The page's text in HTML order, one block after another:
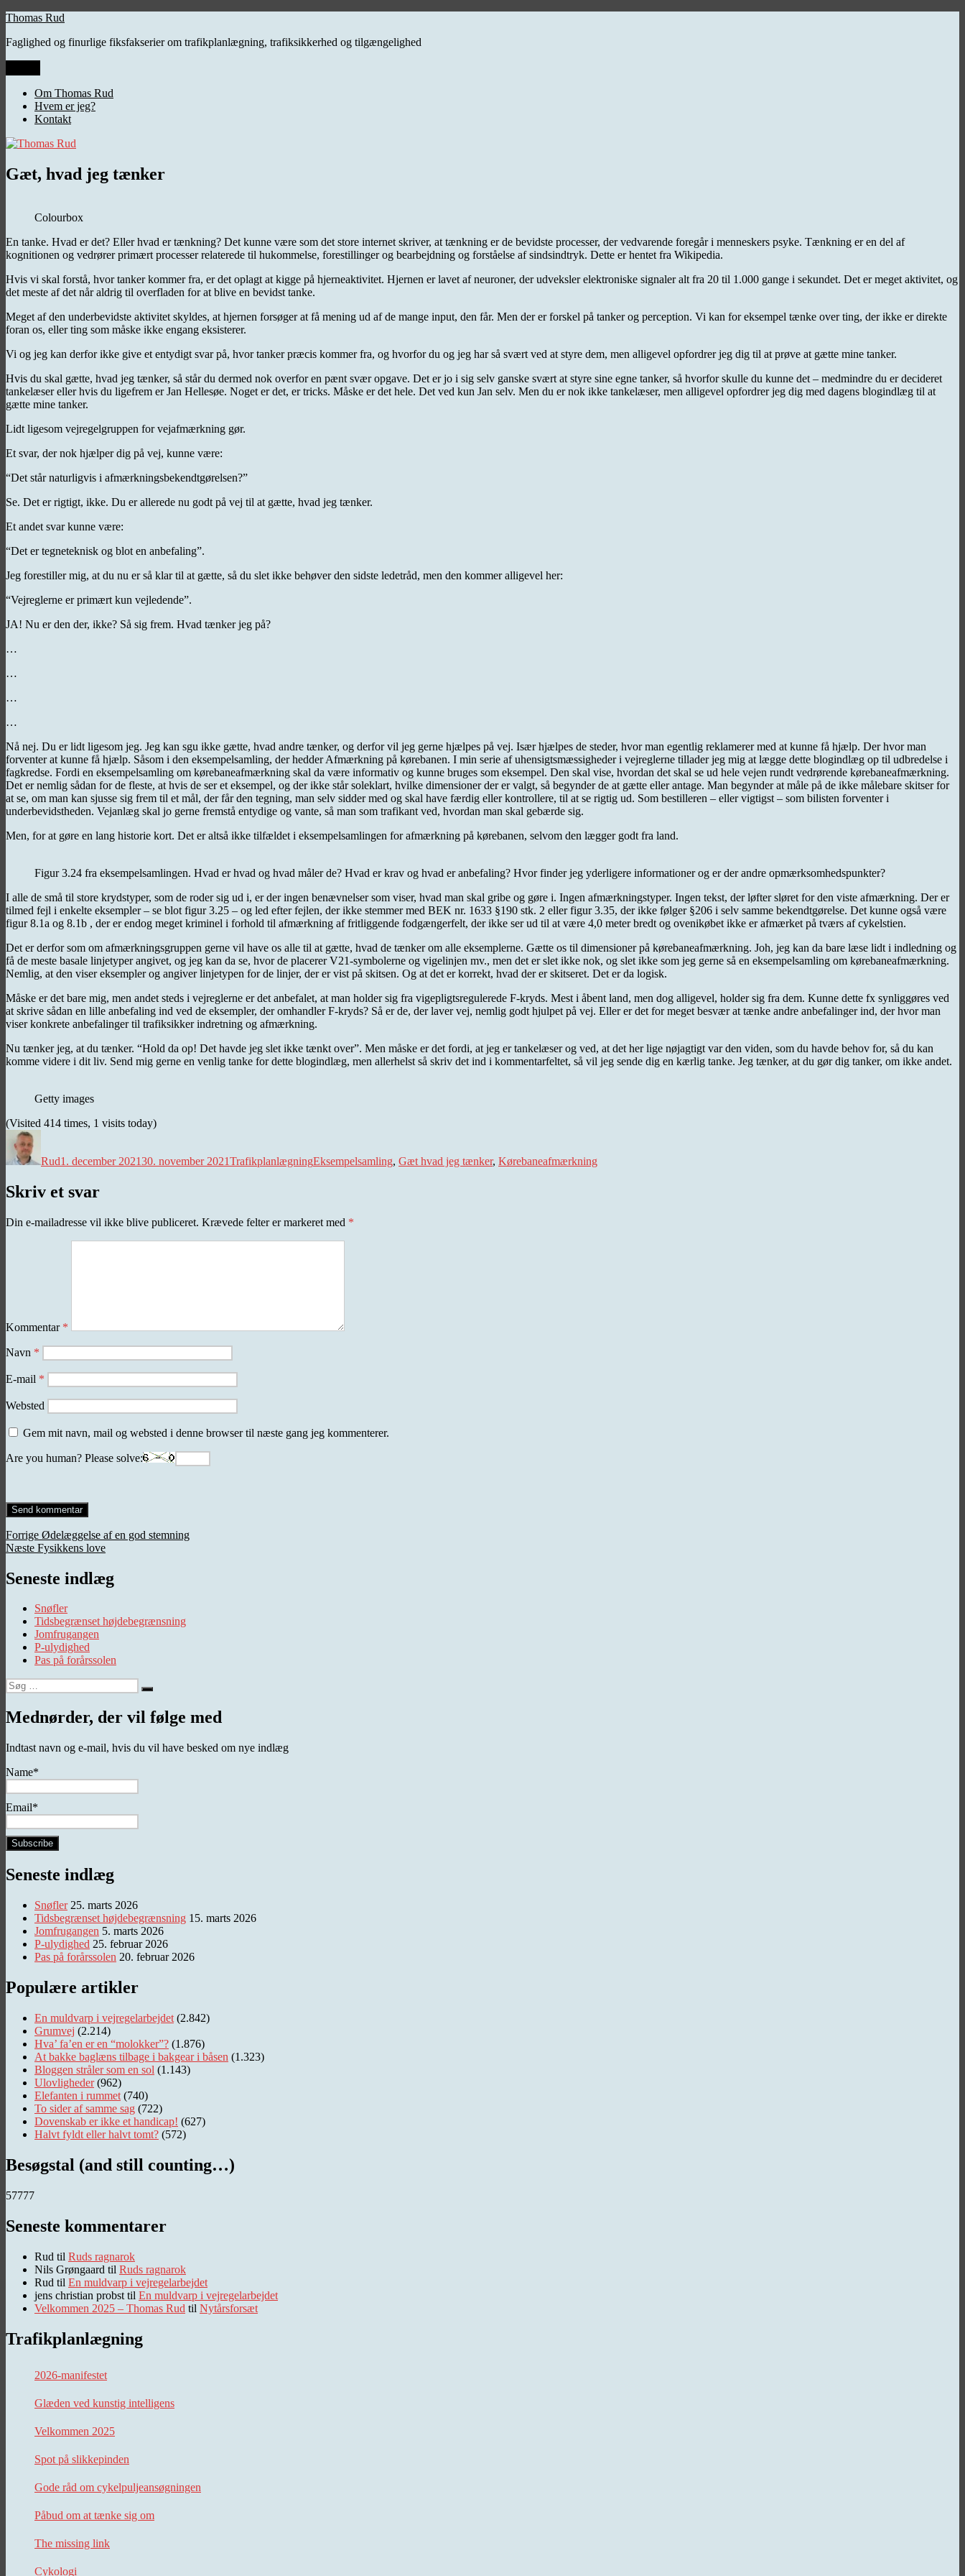
Videre
indhold
Thomas Rud
Faglighed og finurlige fiksfakserier om trafikplanlægning, trafiksikkerhed og tilgængelighed
Om Thomas Rud
Hvem er jeg?
Kontakt
Gæt, hvad jeg tænker
Colourbox
En tanke. Hvad er det? Eller hvad er tænkning? Det kunne være som det store internet skriver, at tænkning er de bevidste processer, der vedvarende foregår i menneskers psyke. Tænkning er en del af
kognitionen og vedrører primært processer relaterede til hukommelse, forestillinger og bearbejdning og forståelse af sindsindtryk. Dette er hentet fra Wikipedia.
Hvis vi skal forstå, hvor tanker kommer fra, er det oplagt at kigge på hjerneaktivitet. Hjernen er lavet af neuroner, der udveksler elektroniske signaler alt fra 20 til 1.000 gange i sekundet. Det er meget aktivitet, og
det meste af det når aldrig til overfladen for at blive en bevidst tanke.
Meget af den underbevidste aktivitet skyldes, at hjernen forsøger at få mening ud af de mange input, den får. Men der er forskel på tanker og perception. Vi kan for eksempel tænke over ting, der ikke er direkte
foran os, eller ting som måske ikke engang eksisterer.
Vi og jeg kan derfor ikke give et entydigt svar på, hvor tanker præcis kommer fra, og hvorfor du og jeg har så svært ved at styre dem, men alligevel opfordrer jeg dig til at prøve at gætte mine tanker.
Hvis du skal gætte, hvad jeg tænker, så står du dermed nok overfor en pænt svær opgave. Det er jo i sig selv ganske svært at styre sine egne tanker, så hvorfor skulle du kunne det – medmindre du er decideret
tankelæser eller hvis du ligefrem er Jan Hellesøe. Noget er det, er tricks. Måske er det hele. Det ved kun Jan selv. Men du er nok ikke tankelæser, men alligevel opfordrer jeg dig med dagens blogindlæg til at
gætte mine tanker.
Lidt ligesom vejregelgruppen for vejafmærkning gør.
Et svar, der nok hjælper dig på vej, kunne være:
“Det står naturligvis i afmærkningsbekendtgørelsen?”
Se. Det er rigtigt, ikke. Du er allerede nu godt på vej til at gætte, hvad jeg tænker.
Et andet svar kunne være:
“Det er tegneteknisk og blot en anbefaling”.
Jeg forestiller mig, at du nu er så klar til at gætte, så du slet ikke behøver den sidste ledetråd, men den kommer alligevel her:
“Vejreglerne er primært kun vejledende”.
JA! Nu er den der, ikke? Så sig frem. Hvad tænker jeg på?
…
…
…
…
Nå nej. Du er lidt ligesom jeg. Jeg kan sgu ikke gætte, hvad andre tænker, og derfor vil jeg gerne hjælpes på vej. Især hjælpes de steder, hvor man egentlig reklamerer med at kunne få hjælp. Der hvor man
forventer at kunne få hjælp. Såsom i den eksempelsamling, der hedder Afmærkning på kørebanen. I min serie af uhensigtsmæssigheder i vejreglerne tillader jeg mig at lægge dette blogindlæg op til udbredelse i
fagkredse. Fordi en eksempelsamling om kørebaneafmærkning skal da være informativ og kunne bruges som eksempel. Den skal vise, hvordan det skal se ud hele vejen rundt vedrørende kørebaneafmærkning.
Det er nemlig sådan for de fleste, at hvis de ser et eksempel, og der ikke står soleklart, hvilke dimensioner der er valgt, så begynder de at gætte eller antage. Man begynder at måle på de ikke målebare skitser for
at se, om man kan sjusse sig frem til et mål, der får den tegning, man selv sidder med og skal have færdig eller kontrollere, til at se rigtig ud. Som bestilleren – eller vigtigst – som bilisten forventer i
underbevidstheden. Vejanlæg skal jo gerne fremstå entydige og vante, så man som trafikant ved, hvordan man skal gebærde sig.
Men, for at gøre en lang historie kort. Det er altså ikke tilfældet i eksempelsamlingen for afmærkning på kørebanen, selvom den lægger godt fra land.
Figur 3.24 fra eksempelsamlingen. Hvad er hvad og hvad måler de? Hvad er krav og hvad er anbefaling? Hvor finder jeg yderligere informationer og er der andre opmærksomhedspunkter?
I alle de små til store krydstyper, som de roder sig ud i, er der ingen benævnelser som viser, hvad man skal gribe og gøre i. Ingen afmærkningstyper. Ingen tekst, der løfter sløret for den viste afmærkning. Der er
tilmed fejl i enkelte eksempler – se blot figur 3.25 – og led efter fejlen, der ikke stemmer med BEK nr. 1633 §190 stk. 2 eller figur 3.35, der ikke følger §206 i selv samme bekendtgørelse. Det kunne også være
figur 8.1a og 8.1b , der er endog meget kriminel i forhold til afmærkning af fritliggende fodgængerfelt, der ikke ser ud til at være 4,0 meter bredt og ovenikøbet ikke er afmærket på tværs af cykelstien.
Det er derfor som om afmærkningsgruppen gerne vil have os alle til at gætte, hvad de tænker om alle eksemplerne. Gætte os til dimensioner på kørebaneafmærkning. Joh, jeg kan da bare læse lidt i indledning og
få de meste basale linjetyper angivet, og jeg kan da se, hvor de placerer V21-symbolerne og vigelinjen mv., men det er slet ikke nok, og slet ikke som jeg gerne så en eksempelsamling om kørebaneafmærkning.
Nemlig, at den viser eksempler og angiver linjetypen for de linjer, der er vist på skitsen. Og at det er korrekt, hvad der er skitseret. Det er da logisk.
Måske er det bare mig, men andet steds i vejreglerne er det anbefalet, at man holder sig fra vigepligtsregulerede F-kryds. Mest i åbent land, men dog alligevel, holder sig fra dem. Kunne dette fx synliggøres ved
at skrive sådan en lille anbefaling ind ved de eksempler, der omhandler F-kryds? Så er de, der laver vej, nemlig godt hjulpet på vej. Eller er det for meget besvær at tænke andre anbefalinger ind, der hvor man
viser konkrete anbefalinger til trafiksikker indretning og afmærkning.
Nu tænker jeg, at du tænker. “Hold da op! Det havde jeg slet ikke tænkt over”. Men måske er det fordi, at jeg er tankelæser og ved, at det her lige nøjagtigt var den viden, som du havde behov for, så du kan
komme videre i dit liv. Send mig gerne en venlig tanke for dette blogindlæg, men allerhelst så skriv det ind i kommentarfeltet, så vil jeg sende dig en kærlig tanke. Jeg tænker, at du gør dig tanker, om ikke andet.
Getty images
(Visited 414 times, 1 visits today)
Rud1. december 202130. november 2021TrafikplanlægningEksempelsamling, Gæt hvad jeg tænker, Kørebaneafmærkning
Skriv et svar
Din e-mailadresse vil ikke blive publiceret. Krævede felter er markeret med *
Kommentar *
Navn *
E-mail *
Websted
Gem mit navn, mail og websted i denne browser til næste gang jeg kommenterer.
Are you human? Please solve:
Indlægsnavigation
Forrige Forrige
indlæg:
Ødelæggelse af en god stemning
Næste Næste
Fysikkens love
Seneste indlæg
Snøfler
Tidsbegrænset højdebegrænsning
Jomfrugangen
P-ulydighed
Pas på forårssolen
Søg
efter:
Søg
Mednørder, der vil følge med
Indtast navn og e-mail, hvis du vil have besked om nye indlæg
Name*
Email*
Seneste indlæg
Snøfler 25. marts 2026
Tidsbegrænset højdebegrænsning 15. marts 2026
Jomfrugangen 5. marts 2026
P-ulydighed 25. februar 2026
Pas på forårssolen 20. februar 2026
Populære artikler
En muldvarp i vejregelarbejdet (2.842)
Grumvej (2.214)
Hva’ fa’en er en “molokker”? (1.876)
At bakke baglæns tilbage i bakgear i båsen (1.323)
Bloggen stråler som en sol (1.143)
Ulovligheder (962)
Elefanten i rummet (740)
To sider af samme sag (722)
Dovenskab er ikke et handicap! (627)
Halvt fyldt eller halvt tomt? (572)
Besøgstal (and still counting…)
57777
Seneste kommentarer
Rud til Ruds ragnarok
Nils Grøngaard til Ruds ragnarok
Rud til En muldvarp i vejregelarbejdet
jens christian probst til En muldvarp i vejregelarbejdet
Velkommen 2025 – Thomas Rud til Nytårsforsæt
Trafikplanlægning
2026-manifestet
Glæden ved kunstig intelligens
Velkommen 2025
Spot på slikkepinden
Gode råd om cykelpuljeansøgningen
Påbud om at tænke sig om
The missing link
Cykologi